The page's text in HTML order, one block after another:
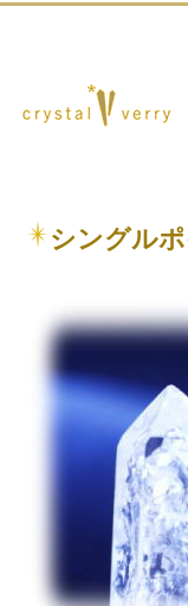
シングル